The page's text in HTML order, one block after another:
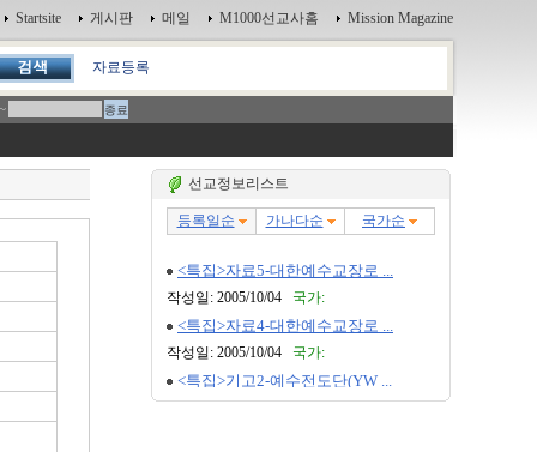
Startsite 게시판 메일 M1000선교사홈 Mission Magazine
자료등록
~
선교정보리스트